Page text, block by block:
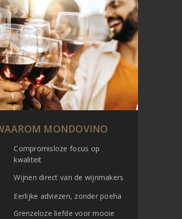
MONDOVINO
Compromisloze focus op
kwaliteit
Wijnen direct van de wijnmakers
Eerlijke adviezen, zonder poeha
Grenzeloze liefde voor mooie